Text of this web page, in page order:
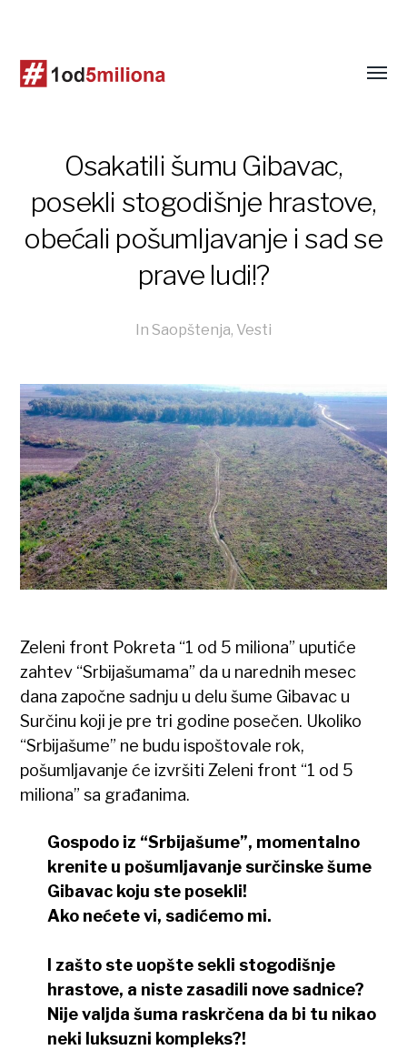
Osakatili šumu Gibavac,
posekli stogodišnje hrastove,
obećali pošumljavanje i sad se
prave ludi!?
In Saopštenja, Vesti
Zeleni front Pokreta “1 od 5 miliona” uputiće
zahtev “Srbijašumama” da u narednih mesec
dana započne sadnju u delu šume Gibavac u
Surčinu koji je pre tri godine posečen. Ukoliko
“Srbijašume” ne budu ispoštovale rok,
pošumljavanje će izvršiti Zeleni front “1 od 5
miliona” sa građanima.
Gospodo iz “Srbijašume”, momentalno
krenite u pošumljavanje surčinske šume
Gibavac koju ste posekli!
Ako nećete vi, sadićemo mi.
I zašto ste uopšte sekli stogodišnje
hrastove, a niste zasadili nove sadnice?
Nije valjda šuma raskrčena da bi tu nikao
neki luksuzni kompleks?!